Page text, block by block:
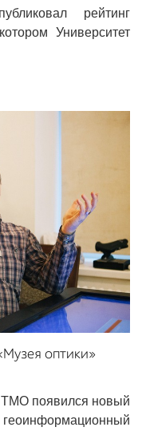
рейтинг
Университет
оптики»
появился новый